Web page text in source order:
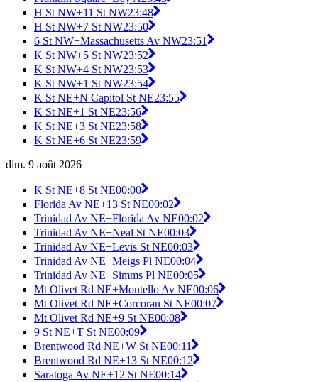
H St NW+11 St NW23:48
H St NW+7 St NW23:50
6 St NW+Massachusetts Av NW23:51
K St NW+5 St NW23:52
K St NW+4 St NW23:53
K St NW+1 St NW23:54
K St NE+N Capitol St NE23:55
K St NE+1 St NE23:56
K St NE+3 St NE23:58
K St NE+6 St NE23:59
dim. 9 août 2026
K St NE+8 St NE00:00
Florida Av NE+13 St NE00:02
Trinidad Av NE+Florida Av NE00:02
Trinidad Av NE+Neal St NE00:03
Trinidad Av NE+Levis St NE00:03
Trinidad Av NE+Meigs Pl NE00:04
Trinidad Av NE+Simms Pl NE00:05
Mt Olivet Rd NE+Montello Av NE00:06
Mt Olivet Rd NE+Corcoran St NE00:07
Mt Olivet Rd NE+9 St NE00:08
9 St NE+T St NE00:09
Brentwood Rd NE+W St NE00:11
Brentwood Rd NE+13 St NE00:12
Saratoga Av NE+12 St NE00:14